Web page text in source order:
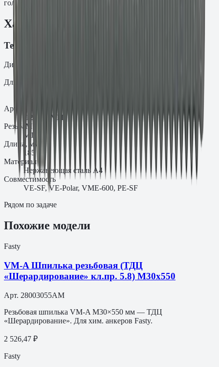
головки.
Характеристики
Технические характеристики
Диаметр
Длина
Артикул
.12.1854VM
Резьба M
M12
Длина, мм
185
Материал
Нержавеющая сталь A4
Совместимость
VE-SF, VE-Polar, VME-600, PE-SF
Рядом по задаче
Похожие модели
Fasty
VM-A Шпилька резьбовая (ТДЦ
«Шерардирование» кл.пр. 5.8) M30х550
Арт. 28003055AM
Резьбовая шпилька VM-A M30×550 мм — ТДЦ
«Шерардирование». Для хим. анкеров Fasty.
2 526,47 ₽
Fasty